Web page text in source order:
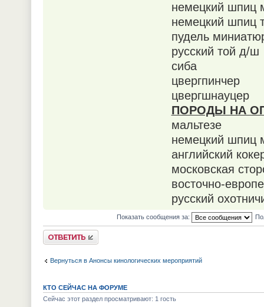
немецкий шпиц
немецкий шпиц
пудель
русский той д/ш
сиба
цвергпинчер
цвергшнауцер
ПОРОДЫ НА
мальтезе
немецкий шпиц
английский
московская
восточно-
русский
Показать сообщения за:
Ответить
Вернуться в Анонсы кинологических мероприятий
КТО СЕЙЧАС НА ФОРУМЕ
Сейчас этот раздел просматривают: 1 гость